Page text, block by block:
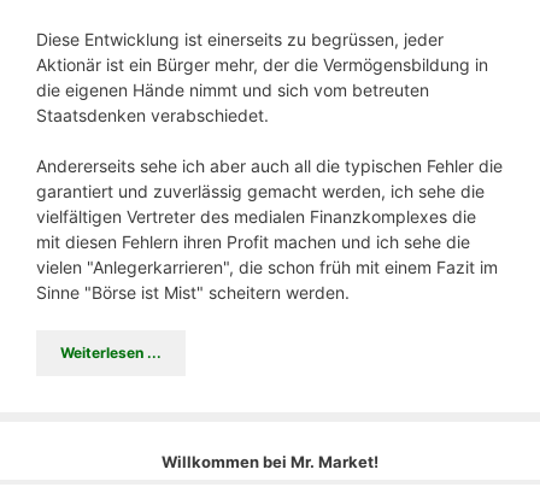
Diese Entwicklung ist einerseits zu begrüssen, jeder
Aktionär ist ein Bürger mehr, der die Vermögensbildung in
die eigenen Hände nimmt und sich vom betreuten
Staatsdenken verabschiedet.
Andererseits sehe ich aber auch all die typischen Fehler die
garantiert und zuverlässig gemacht werden, ich sehe die
vielfältigen Vertreter des medialen Finanzkomplexes die
mit diesen Fehlern ihren Profit machen und ich sehe die
vielen "Anlegerkarrieren", die schon früh mit einem Fazit im
Sinne "Börse ist Mist" scheitern werden.
Weiterlesen ...
Willkommen bei Mr. Market!